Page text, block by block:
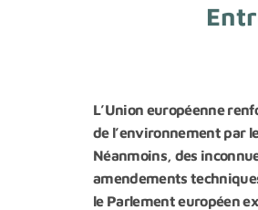
L’Union européenne
de l’environnement par
Néanmoins, des
amendements
le Parlement européen